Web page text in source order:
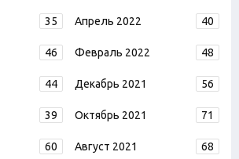
35 Апрель 2022 40
46 Февраль 2022 48
44 Декабрь 2021 56
39 Октябрь 2021 71
60 Август 2021 68